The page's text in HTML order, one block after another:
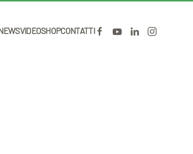
VIDEOSHOPCONTATTI